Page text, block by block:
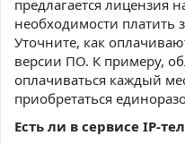
предлагается лицензия
необходимости платить
Уточните, как
версии ПО. К примеру,
оплачиваться каждый
приобретаться
Есть ли в сервисе IP-